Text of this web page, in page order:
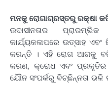
ମନକୁ ରୋଗାଗ୍ରସ୍ତରୁ ରକ୍ଷା
ଉଦାସୀନତାର
କାର୍ଯ୍ୟକଳାପରେ ଉତ୍ସାହ
କରନ୍ତି । ଏହି ରୋଗ ଆଗକୁ
କରଣ, କ୍ରୋଧ ଏବଂ
ଯୌନ ସଂପର୍କରୁ ବିଚ୍ଛିନ୍ନତା